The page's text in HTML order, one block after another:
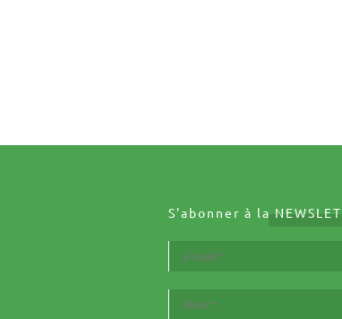
S'abonner à la